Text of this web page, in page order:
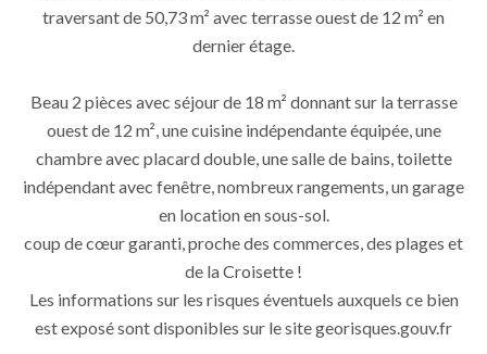
traversant de 50,73 m² avec terrasse ouest de 12 m² en
dernier étage.
Beau 2 pièces avec séjour de 18 m² donnant sur la terrasse
ouest de 12 m², une cuisine indépendante équipée, une
chambre avec placard double, une salle de bains, toilette
indépendant avec fenêtre, nombreux rangements, un garage
en location en sous-sol.
coup de cœur garanti, proche des commerces, des plages et
de la Croisette !
Les informations sur les risques éventuels auxquels ce bien
est exposé sont disponibles sur le site georisques.gouv.fr